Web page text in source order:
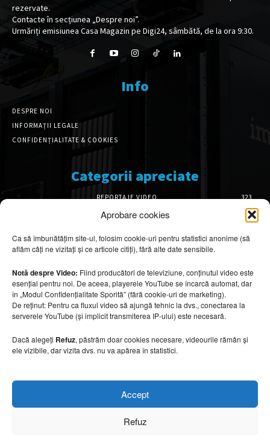
Aprobare cookies
Ca să îmbunătățim site-ul, folosim cookie-uri pentru statistici anonime (să
aflăm câți ne vizitați și ce articole citiți), fără alte date sensibile.
Notă despre Video: Fiind producători de televiziune, conținutul video este
esențial pentru noi. De aceea, playerele YouTube se încarcă automat, dar
în „Modul Confidențialitate Sporită” (fără cookie-uri de marketing).
De reținut: Pentru ca fluxul video să ajungă tehnic la dvs., conectarea la
serverele YouTube (și implicit transmiterea IP-ului) este necesară.
Dacă alegeți Refuz, păstrăm doar cookies necesare, videourile rămân și
ele vizibile, dar vizita dvs. nu va apărea în statistici.
Accept
Refuz
rezervate.
Contacte în secțiunea „Despre noi”.
Urmăriți emisiunea Casa Magazin pe Digi24, sâmbătă, de la ora 9:30.
Info
DESPRE NOI
INFORMAȚII LEGALE
CONFIDENȚIALITATE & COOKIES
Categorii apreciate
REPORTAJE VIDEO
323
AMENAJĂRI INTERIOARE
126
DESIGN INTERIOR
64
ARHITECTURĂ & DESIGN
OPINII & ANALIZE
43
Articole recomandate
Cele mai impresionante cabane moderne
7 august 2026
Ouse Valley Viaduct, construcția care
7 august 2026